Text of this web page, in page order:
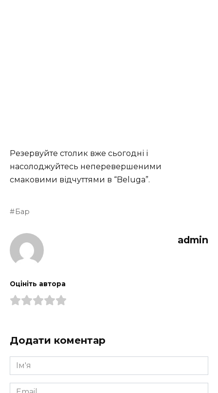
Резервуйте столик вже сьогодні і
насолоджуйтесь неперевершеними
смаковими відчуттями в “Beluga”.
Бар
admin
Оцініть автора
Додати коментар
Ім'я
*
Email